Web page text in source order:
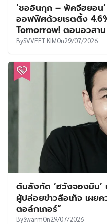
‘ซออินกุก – พัคจีฮยอน’
ออฟฟิศด้วยเรตติ้ง
Tomorrow! ตอนอวสาน
BySVVEET KIMOn29/07/2026
ต้นสังกัด ‘ฮวังจองมิน’
ผู้ปล่อยข่าวลือเท็จ เผย
ตอล์กเกอร์”
BySwarmOn29/07/2026